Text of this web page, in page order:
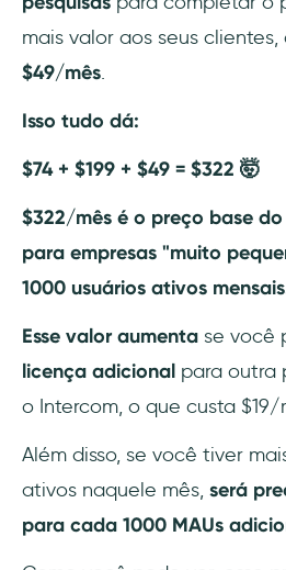
mais valor aos seus
$49/mês.
Isso tudo dá:
$74 + $199 + $49 = $322 🤯
$322/mês é o preço base
para empresas "muito
1000 usuários ativos
Esse valor aumenta se você
licença adicional para outra
o Intercom, o que custa
Além disso, se você tiver
ativos naquele mês, será
para cada 1000 MAUs